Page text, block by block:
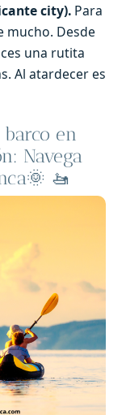
city). Para
mucho. Desde
una rutita
Al atardecer es
en
Navega
🚤